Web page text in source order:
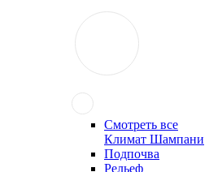
Смотреть все
Климат Шампани
Подпочва
Рельеф